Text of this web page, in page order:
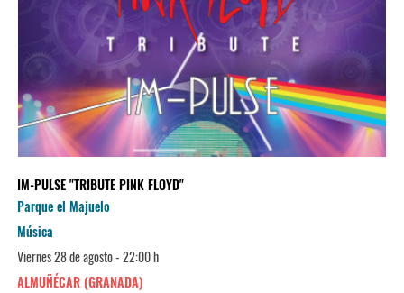
IM-PULSE "TRIBUTE PINK FLOYD"
Parque el Majuelo
Música
Viernes 28 de agosto - 22:00 h
ALMUÑÉCAR (GRANADA)